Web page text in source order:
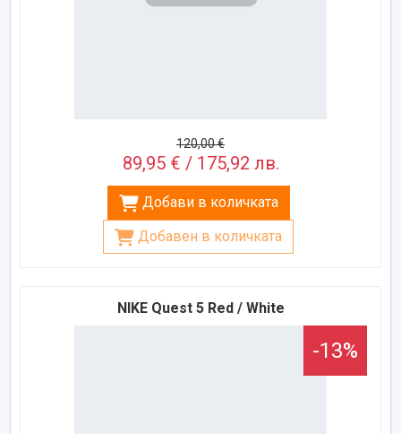
120,00 €
89,95 € / 175,92 лв.
Добави в количката
Добавен в количката
NIKE Quest 5 Red / White
-13%